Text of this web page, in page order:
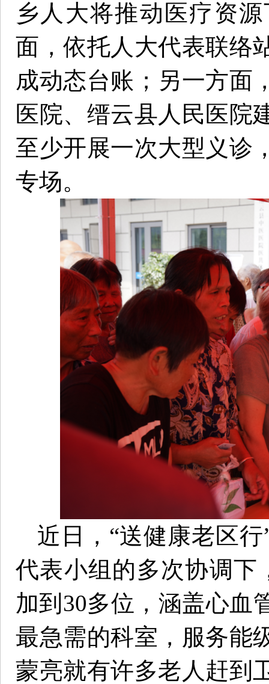
乡人大将推动医疗资
面，依托人大代表联络
成动态台账；另一方面
医院、缙云县人民医院
至少开展一次大型义诊
专场。
近日，“送健康老区
代表小组的多次协调下
加到30多位，涵盖心血
最急需的科室，服务能
蒙亮就有许多老人赶到